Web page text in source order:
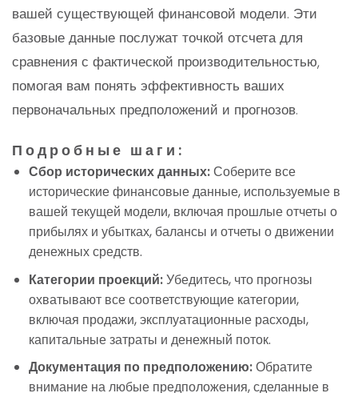
вашей существующей финансовой модели. Эти
базовые данные послужат точкой отсчета для
сравнения с фактической производительностью,
помогая вам понять эффективность ваших
первоначальных предположений и прогнозов.
Подробные шаги:
Сбор исторических данных:Соберите все
исторические финансовые данные, используемые в
вашей текущей модели, включая прошлые отчеты о
прибылях и убытках, балансы и отчеты о движении
денежных средств.
Категории проекций:Убедитесь, что прогнозы
охватывают все соответствующие категории,
включая продажи, эксплуатационные расходы,
капитальные затраты и денежный поток.
Документация по предположению:Обратите
внимание на любые предположения, сделанные в